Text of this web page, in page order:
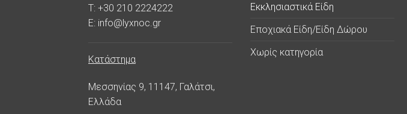
T: +30 210 2224222
E: info@lyxnoc.gr
Κατάστημα
Μεσσηνίας 9, 11147, Γαλάτσι,
Ελλάδα
Εκκλησιαστικά Είδη
Εποχιακά Είδη/Είδη Δώρου
Χωρίς κατηγορία